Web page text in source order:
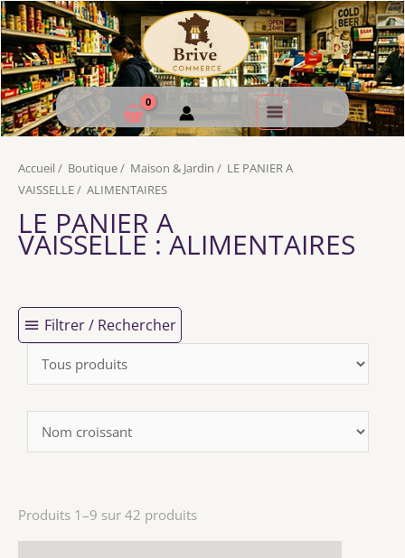
Accueil / Boutique/ Maison & Jardin / LE PANIER A
VAISSELLE/ ALIMENTAIRES
LE PANIER A
VAISSELLE: ALIMENTAIRES
Filtrer / Rechercher
Produits 1–9 sur 42 produits